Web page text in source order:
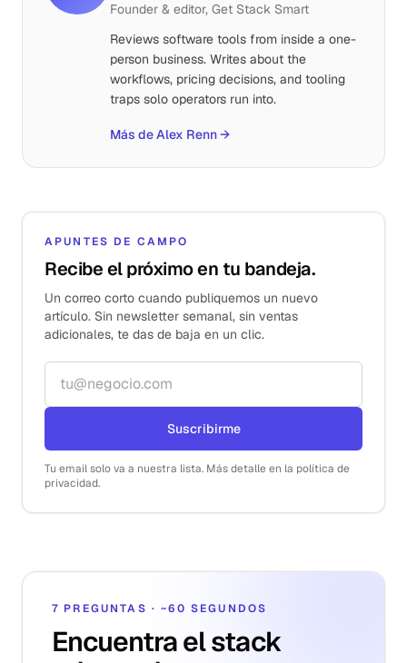
Founder & editor, Get Stack Smart
Reviews software tools from inside a one-
person business. Writes about the
workflows, pricing decisions, and tooling
traps solo operators run into.
Más de Alex Renn→
APUNTES DE CAMPO
Recibe el próximo en tu bandeja.
Un correo corto cuando publiquemos un nuevo
artículo. Sin newsletter semanal, sin ventas
adicionales, te das de baja en un clic.
Correo electrónico
Suscribirme
Tu email solo va a nuestra lista. Más detalle en la política de
privacidad.
7 PREGUNTAS · ~60 SEGUNDOS
Encuentra el stack